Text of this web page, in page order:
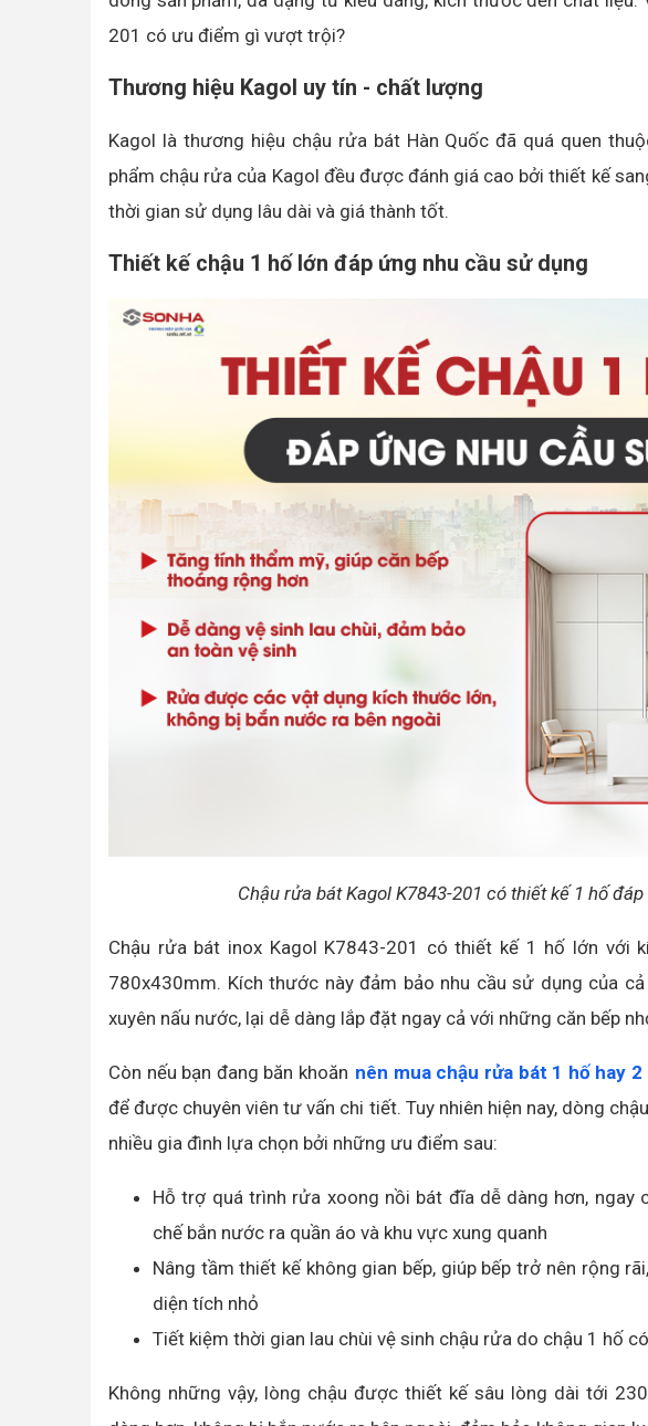
201 có ưu điểm gì vượt trội?
Thương hiệu Kagol uy tín - chất lượng
Kagol là thương hiệu chậu rửa bát Hàn Quốc đã quá quen
phẩm chậu rửa của Kagol đều được đánh giá cao bởi thiết kế
thời gian sử dụng lâu dài và giá thành tốt.
Thiết kế chậu 1 hố lớn đáp ứng nhu cầu sử dụng
Chậu rửa bát Kagol K7843-201 có thiết kế 1 hố
Chậu rửa bát inox Kagol K7843-201 có thiết kế 1 hố lớn với
780x430mm. Kích thước này đảm bảo nhu cầu sử dụng của
xuyên nấu nước, lại dễ dàng lắp đặt ngay cả với những căn bếp
Còn nếu bạn đang băn khoăn nên mua chậu rửa bát 1 hố hay 2
để được chuyên viên tư vấn chi tiết. Tuy nhiên hiện nay, dòng
nhiều gia đình lựa chọn bởi những ưu điểm sau:
Hỗ trợ quá trình rửa xoong nồi bát đĩa dễ dàng hơn, ngay
chế bắn nước ra quần áo và khu vực xung quanh
Nâng tầm thiết kế không gian bếp, giúp bếp trở nên rộng
diện tích nhỏ
Tiết kiệm thời gian lau chùi vệ sinh chậu rửa do chậu 1 hố
Không những vậy, lòng chậu được thiết kế sâu lòng dài tới